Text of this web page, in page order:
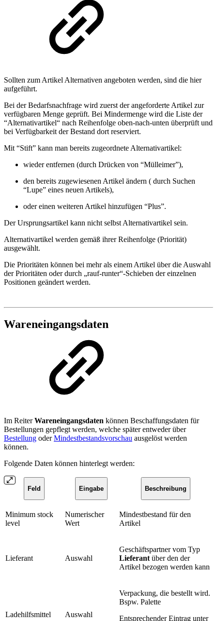
Sollten zum Artikel Alternativen angeboten werden, sind die hier
aufgeführt.
Bei der Bedarfsnachfrage wird zuerst der angeforderte Artikel zur
verfügbaren Menge geprüft. Bei Mindermenge wird die Liste der
“Alternativartikel“ nach Reihenfolge oben-nach-unten überprüft und
bei Verfügbarkeit der Bestand dort reserviert.
Mit “Stift” kann man bereits zugeordnete Alternativartikel:
wieder entfernen (durch Drücken von “Mülleimer”),
den bereits zugewiesenen Artikel ändern ( durch Suchen
“Lupe” eines neuen Artikels),
oder einen weiteren Artikel hinzufügen “Plus”.
Der Ursprungsartikel kann nicht selbst Alternativartikel sein.
Alternativartikel werden gemäß ihrer Reihenfolge (Priorität)
ausgewählt.
Die Prioritäten können bei mehr als einem Artikel über die Auswahl
der Prioritäten oder durch „rauf-runter“-Schieben der einzelnen
Positionen geändert werden.
Wareneingangsdaten
Im ReiterWareneingangsdaten können Beschaffungsdaten für
Bestellungen gepflegt werden, welche später entweder über
Bestellung oderMindestbestandsvorschau ausgelöst werden
können.
Folgende Daten können hinterlegt werden:
Feld Eingabe Beschreibung
Minimum stock
level
Numerischer
Wert
Mindestbestand für den
Artikel
Lieferant Auswahl
Geschäftspartner vom Typ
Lieferant über den der
Artikel bezogen werden kann
Ladehilfsmittel Auswahl
Verpackung, die bestellt wird.
Bspw. Palette
Entsprechender Eintrag unter